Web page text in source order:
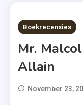
8 MINS READ
Boekrecensies
Mr.
Allain
November 23,